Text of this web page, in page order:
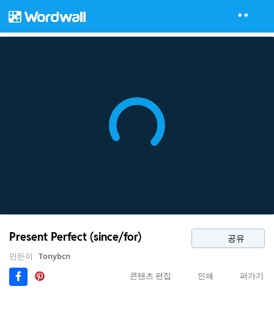
Present Perfect (since/for) 공유
만든이
Tonybcn
콘텐츠 편집
인쇄 퍼가기